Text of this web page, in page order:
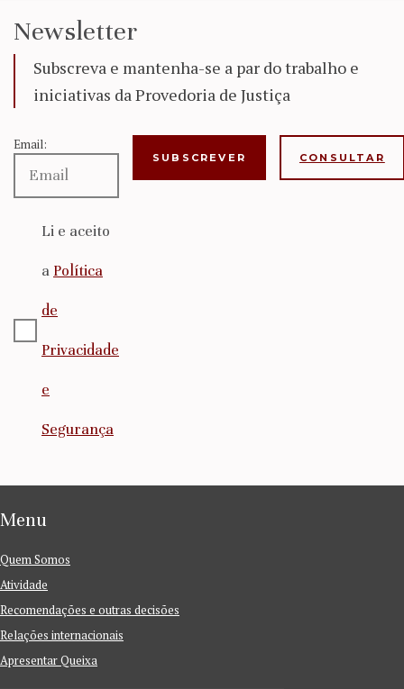
Newsletter
Subscreva e mantenha-se a par do trabalho e
iniciativas da Provedoria de Justiça
Email:
Li e aceito
a Política
de
Privacidade
e
Segurança
CONSULTAR
Menu
Quem Somos
Atividade
Recomendações e outras decisões
Relações internacionais
Apresentar Queixa